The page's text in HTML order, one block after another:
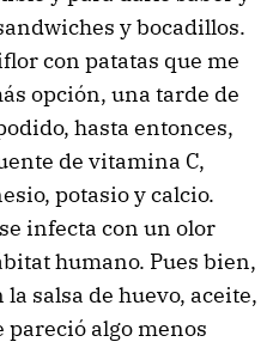
y bocadillos.
con patatas que me
opción, una tarde de
hasta entonces,
de vitamina C,
potasio y calcio.
infecta con un olor
humano. Pues bien,
salsa de huevo, aceite,
algo menos